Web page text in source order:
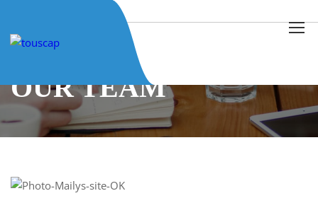
Maïlys
OUR TEAM